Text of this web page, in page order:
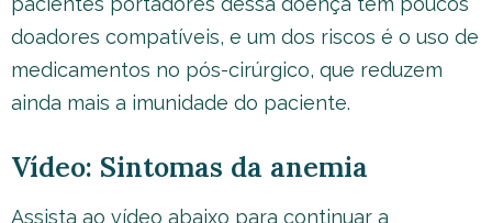
doadores compatíveis, e um dos riscos é o uso de
medicamentos no pós-cirúrgico, que reduzem
ainda mais a imunidade do paciente.
Vídeo: Sintomas da anemia
Assista ao vídeo abaixo para continuar a